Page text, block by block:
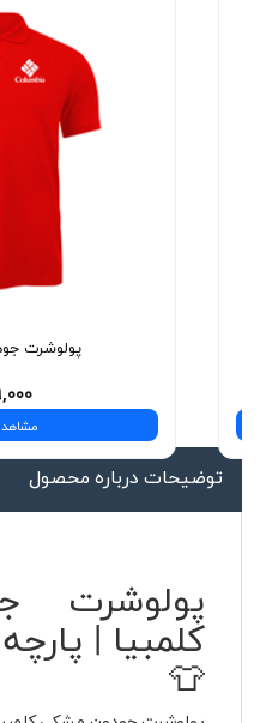
پولوشرت
توضیحات درباره محصول
پولوشرت
کلمبیا |
👕